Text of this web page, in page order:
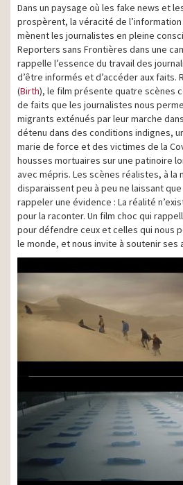
Dans un paysage où les fake news et
prospèrent, la véracité de
mènent les journalistes en pleine
Reporters sans Frontières dans une
rappelle l’essence du travail des
d’être informés et d’accéder aux faits.
(Birth), le film présente quatre scènes
de faits que les journalistes nous
migrants exténués par leur marche
détenu dans des conditions indignes,
marie de force et des victimes de la
housses mortuaires sur une patinoire
avec mépris. Les scènes réalistes, à la
disparaissent peu à peu ne laissant
rappeler une évidence : La réalité
pour la raconter. Un film choc qui
pour défendre ceux et celles qui nous
le monde, et nous invite à soutenir ses